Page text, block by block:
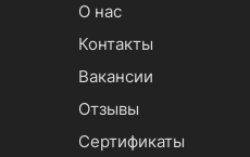
О нас
Контакты
Вакансии
Отзывы
Сертификаты